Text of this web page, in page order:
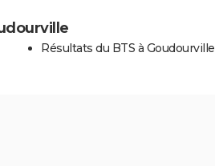
Résultats du BTS à Goudourville